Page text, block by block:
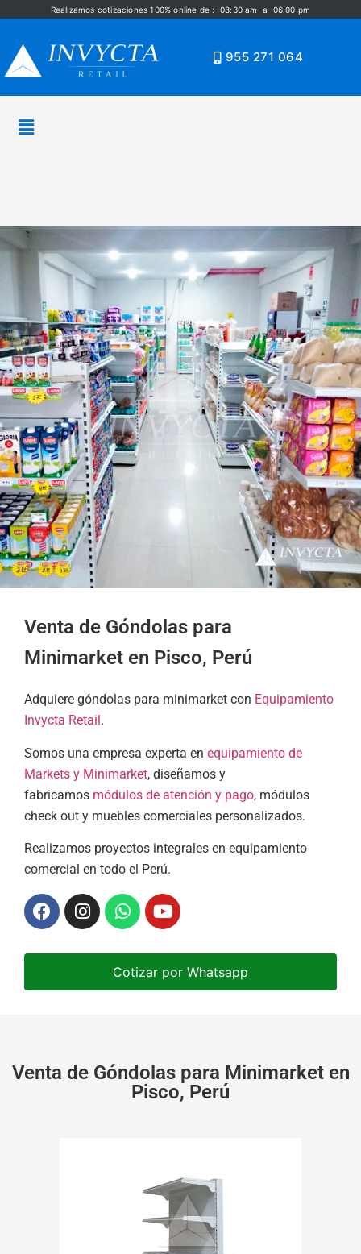
Realizamos cotizaciones 100% online de : 08:30 am a 06:00 pm
955 271 064
Venta de Góndolas para
Minimarket en Pisco, Perú
Adquiere góndolas para minimarket con Equipamiento
Invycta Retail .
Somos una empresa experta en equipamiento de
Markets y Minimarket, diseñamos y
fabricamos módulos de atención y pago, módulos
check out y muebles comerciales personalizados.
Realizamos proyectos integrales en equipamiento
comercial en todo el Perú.
Cotizar por Whatsapp
Venta de Góndolas para Minimarket en
Pisco, Perú